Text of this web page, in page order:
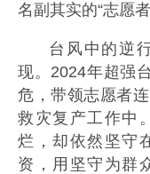
名副其实的“志愿者
台风中的逆
现。2024年超强
危，带领志愿者
救灾复产工作中
烂，却依然坚守
资，用坚守为群